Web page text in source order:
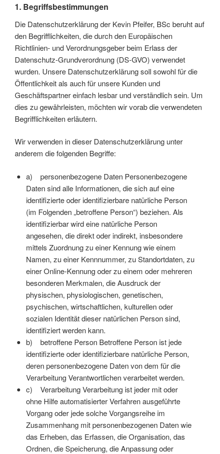
1. Begriffsbestimmungen
Die Datenschutzerklärung der Kevin Pfeifer, BSc beruht auf
den Begrifflichkeiten, die durch den Europäischen
Richtlinien- und Verordnungsgeber beim Erlass der
Datenschutz-Grundverordnung (DS-GVO) verwendet
wurden. Unsere Datenschutzerklärung soll sowohl für die
Öffentlichkeit als auch für unsere Kunden und
Geschäftspartner einfach lesbar und verständlich sein. Um
dies zu gewährleisten, möchten wir vorab die verwendeten
Begrifflichkeiten erläutern.
Wir verwenden in dieser Datenschutzerklärung unter
anderem die folgenden Begriffe:
a) personenbezogene Daten Personenbezogene
Daten sind alle Informationen, die sich auf eine
identifizierte oder identifizierbare natürliche Person
(im Folgenden „betroffene Person“) beziehen. Als
identifizierbar wird eine natürliche Person
angesehen, die direkt oder indirekt, insbesondere
mittels Zuordnung zu einer Kennung wie einem
Namen, zu einer Kennnummer, zu Standortdaten, zu
einer Online-Kennung oder zu einem oder mehreren
besonderen Merkmalen, die Ausdruck der
physischen, physiologischen, genetischen,
psychischen, wirtschaftlichen, kulturellen oder
sozialen Identität dieser natürlichen Person sind,
identifiziert werden kann.
b) betroffene Person Betroffene Person ist jede
identifizierte oder identifizierbare natürliche Person,
deren personenbezogene Daten von dem für die
Verarbeitung Verantwortlichen verarbeitet werden.
c) Verarbeitung Verarbeitung ist jeder mit oder
ohne Hilfe automatisierter Verfahren ausgeführte
Vorgang oder jede solche Vorgangsreihe im
Zusammenhang mit personenbezogenen Daten wie
das Erheben, das Erfassen, die Organisation, das
Ordnen, die Speicherung, die Anpassung oder